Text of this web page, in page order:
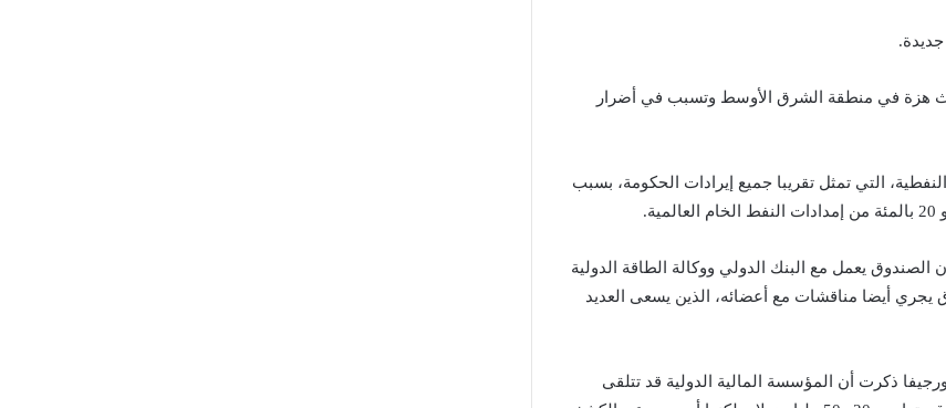
(شباط)، مما أحدث هزة في منطقة الشرق الأوسط وتسبب في أضرار
التي تمثل تقريبا جميع ⁠إيرادات الحكومة، بسبب
يعمل مع البنك الدولي ‌ووكالة الطاقة الدولية
يجري أيضا مناقشات مع أعضائه، الذين يسعى العديد
ذكرت أن المؤسسة المالية الدولية قد تتلقى